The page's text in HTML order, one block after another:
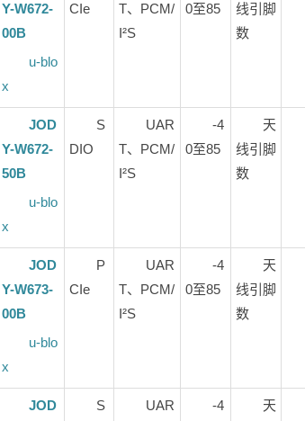
Y-W672-
00B
u-blo
x
CIe
T、PCM/
I²S
0至85
线引脚
数
JOD
Y-W672-
50B
u-blo
x
S
DIO
UAR
T、PCM/
I²S
-4
0至85
天
线引脚
数
JOD
Y-W673-
00B
u-blo
x
P
CIe
UAR
T、PCM/
I²S
-4
0至85
天
线引脚
数
JOD
S
UAR
-4
天